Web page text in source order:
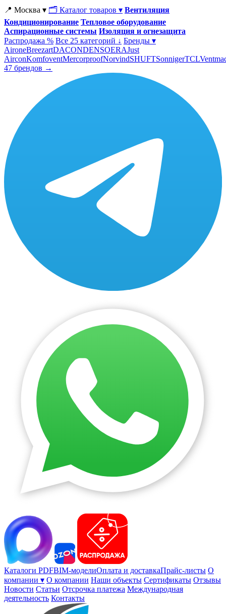
📍 Москва ▾ 🗂 Каталог товаров ▾ Вентиляция
Кондиционирование Тепловое оборудование
Аспирационные системы Изоляция и огнезащита
Распродажа % Все 25 категорий ↓ Бренды ▾
AironeBreezartDACONDENSOERAJust
AirconKomfoventMercorproofNorvindSHUFTSonnigerTCL
47 брендов →
Каталоги PDFBIM-моделиОплата и доставкаПрайс-листы О
компании ▾ О компании Наши объекты Сертификаты Отзывы
Новости Статьи Отсрочка платежа Международная
деятельность Контакты